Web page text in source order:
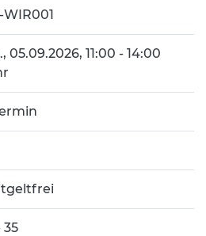
WIR001
, 05.09.2026, 11:00 - 14:00
35